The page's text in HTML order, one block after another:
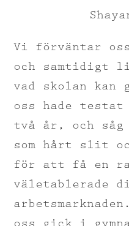
Vi förväntar
och samtidigt
vad skolan kan
oss hade
två år, och
som hårt slit
för att få en
väletablerade